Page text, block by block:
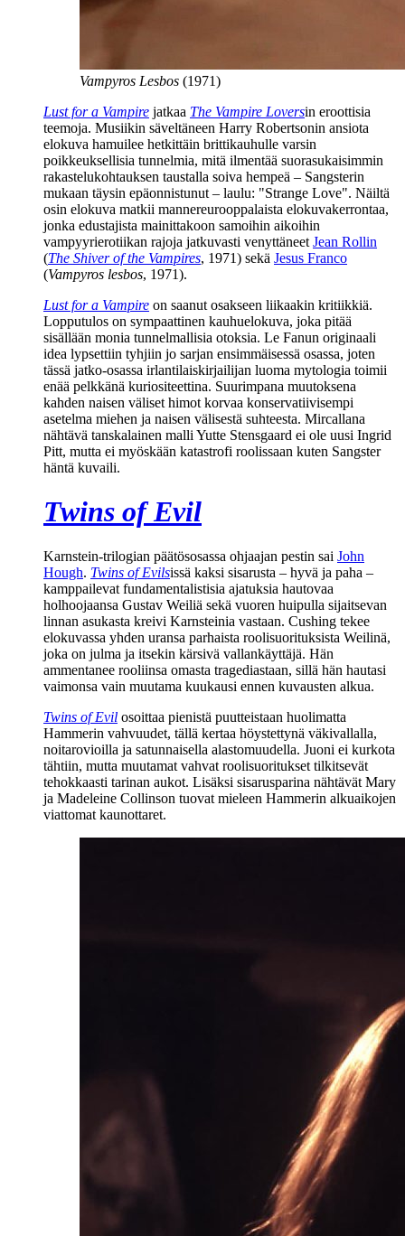
Vampyros Lesbos (1971)
Lust for a Vampire jatkaa The Vampire Loversin eroottisia
teemoja. Musiikin säveltäneen Harry Robertsonin ansiota
elokuva hamuilee hetkittäin brittikauhulle varsin
poikkeuksellisia tunnelmia, mitä ilmentää suorasukaisimmin
rakastelukohtauksen taustalla soiva hempeä – Sangsterin
mukaan täysin epäonnistunut – laulu: "Strange Love". Näiltä
osin elokuva matkii mannereurooppalaista elokuvakerrontaa,
jonka edustajista mainittakoon samoihin aikoihin
vampyyrierotiikan rajoja jatkuvasti venyttäneet Jean Rollin
(The Shiver of the Vampires, 1971) sekä Jesus Franco
(Vampyros lesbos, 1971).
Lust for a Vampire on saanut osakseen liikaakin kritiikkiä.
Lopputulos on sympaattinen kauhuelokuva, joka pitää
sisällään monia tunnelmallisia otoksia. Le Fanun originaali
idea lypsettiin tyhjiin jo sarjan ensimmäisessä osassa, joten
tässä jatko-osassa irlantilaiskirjailijan luoma mytologia toimii
enää pelkkänä kuriositeettina. Suurimpana muutoksena
kahden naisen väliset himot korvaa konservatiivisempi
asetelma miehen ja naisen välisestä suhteesta. Mircallana
nähtävä tanskalainen malli Yutte Stensgaard ei ole uusi Ingrid
Pitt, mutta ei myöskään katastrofi roolissaan kuten Sangster
häntä kuvaili.
Twins of Evil
Karnstein-trilogian päätösosassa ohjaajan pestin sai John
Hough. Twins of Evilsissä kaksi sisarusta – hyvä ja paha –
kamppailevat fundamentalistisia ajatuksia hautovaa
holhoojaansa Gustav Weiliä sekä vuoren huipulla sijaitsevan
linnan asukasta kreivi Karnsteinia vastaan. Cushing tekee
elokuvassa yhden uransa parhaista roolisuorituksista Weilinä,
joka on julma ja itsekin kärsivä vallankäyttäjä. Hän
ammentanee rooliinsa omasta tragediastaan, sillä hän hautasi
vaimonsa vain muutama kuukausi ennen kuvausten alkua.
Twins of Evil osoittaa pienistä puutteistaan huolimatta
Hammerin vahvuudet, tällä kertaa höystettynä väkivallalla,
noitarovioilla ja satunnaisella alastomuudella. Juoni ei kurkota
tähtiin, mutta muutamat vahvat roolisuoritukset tilkitsevät
tehokkaasti tarinan aukot. Lisäksi sisarusparina nähtävät Mary
ja Madeleine Collinson tuovat mieleen Hammerin alkuaikojen
viattomat kaunottaret.